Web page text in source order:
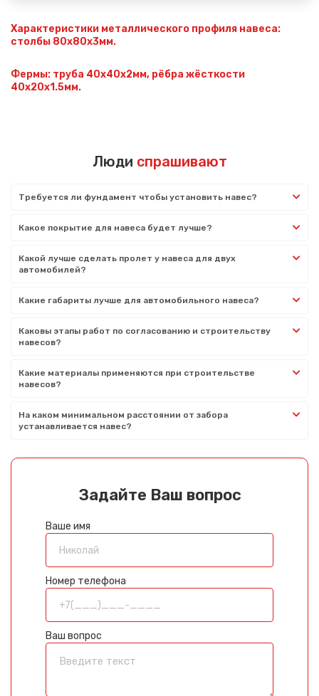
Характеристики металлического профиля навеса:
столбы 80х80х3мм.
Фермы: труба 40х40х2мм, рёбра жёсткости
40х20х1.5мм.
Люди спрашивают
Требуется ли фундамент чтобы установить навес?
Какое покрытие для навеса будет лучше?
Какой лучше сделать пролет у навеса для двух
автомобилей?
Какие габариты лучше для автомобильного навеса?
Каковы этапы работ по согласованию и строительству
навесов?
Какие материалы применяются при строительстве
навесов?
На каком минимальном расстоянии от забора
устанавливается навес?
Задайте Ваш вопрос
Ваше имя
Номер телефона
Ваш вопрос